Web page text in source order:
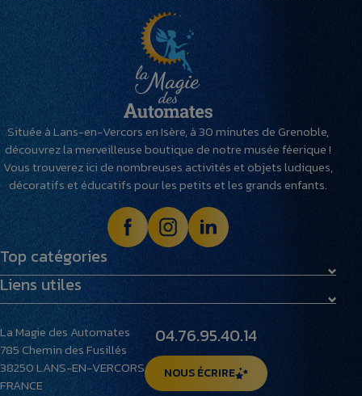
Située à Lans-en-Vercors en Isère, à 30 minutes de Grenoble,
découvrez la merveilleuse boutique de notre musée féerique !
Vous trouverez ici de nombreuses activités et objets ludiques,
décoratifs et éducatifs pour les petits et les grands enfants.
Top catégories
Maquettes
Peluches
Villages miniatures
Liens utiles
Livraison et retours
Foire aux questions
Le musée
La Magie des Automates
785 Chemin des Fusillés
38250LANS-EN-VERCORS
FRANCE
04.76.95.40.14
NOUS ÉCRIRE